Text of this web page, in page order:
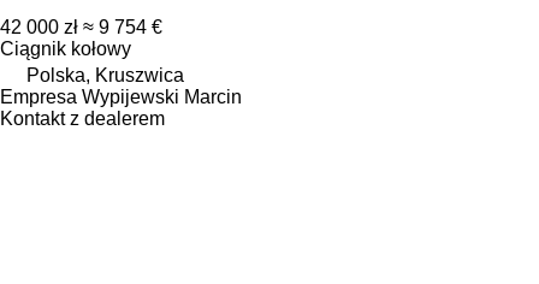
42 000 zł ≈ 9 754 €
Ciągnik kołowy
Polska, Kruszwica
Empresa Wypijewski Marcin
Kontakt z dealerem